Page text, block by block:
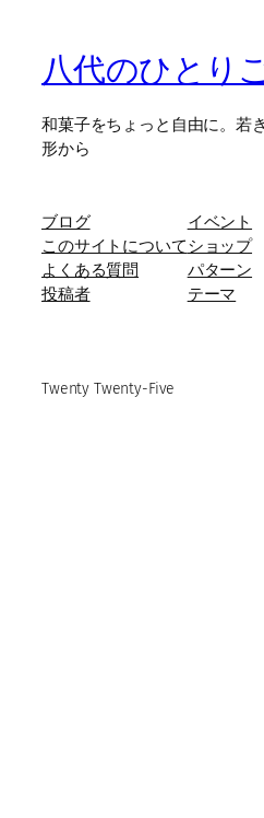
八代のひとり
和菓子をちょっと自由に。若
形から
ブログ
このサイトについて
よくある質問
投稿者
イベント
ショップ
パターン
テーマ
Twenty Twenty-Five